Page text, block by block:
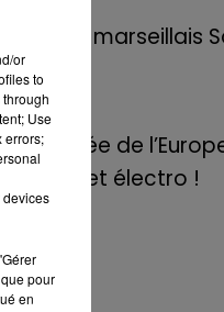
rappeur marseillais
2022
: "Journée de
et set électro !
or
to
Use
errors;
devices
pour
en